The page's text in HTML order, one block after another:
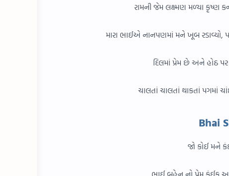
રામની જેમ લક્ષ્મણ મળ્યા કૃષ્ણ
મારા ભાઈએ નાનપણમાં મને ખૂબ રડાવ્યો,
દિલમાં પ્રેમ છે અને હોઠ
ચાલતાં ચાલતાં થાકતાં પગમાં
Bhai
જો કોઈ મને